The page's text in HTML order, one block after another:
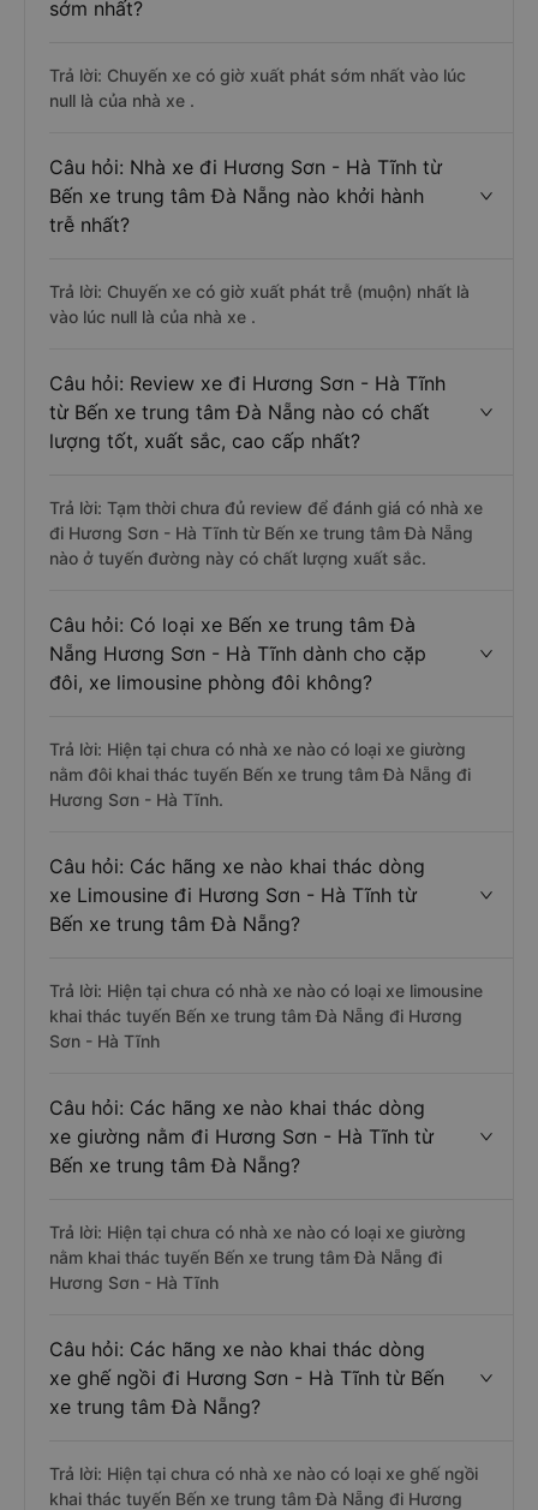
sớm nhất?
Trả lời: Chuyến xe có giờ xuất phát sớm nhất vào lúc
null là của nhà xe .
Câu hỏi: Nhà xe đi Hương Sơn - Hà Tĩnh từ
Bến xe trung tâm Đà Nẵng nào khởi hành
trễ nhất?
Trả lời: Chuyến xe có giờ xuất phát trễ (muộn) nhất là
vào lúc null là của nhà xe .
Câu hỏi: Review xe đi Hương Sơn - Hà Tĩnh
từ Bến xe trung tâm Đà Nẵng nào có chất
lượng tốt, xuất sắc, cao cấp nhất?
Trả lời: Tạm thời chưa đủ review để đánh giá có nhà xe
đi Hương Sơn - Hà Tĩnh từ Bến xe trung tâm Đà Nẵng
nào ở tuyến đường này có chất lượng xuất sắc.
Câu hỏi: Có loại xe Bến xe trung tâm Đà
Nẵng Hương Sơn - Hà Tĩnh dành cho cặp
đôi, xe limousine phòng đôi không?
Trả lời: Hiện tại chưa có nhà xe nào có loại xe giường
nằm đôi khai thác tuyến Bến xe trung tâm Đà Nẵng đi
Hương Sơn - Hà Tĩnh.
Câu hỏi: Các hãng xe nào khai thác dòng
xe Limousine đi Hương Sơn - Hà Tĩnh từ
Bến xe trung tâm Đà Nẵng?
Trả lời: Hiện tại chưa có nhà xe nào có loại xe limousine
khai thác tuyến Bến xe trung tâm Đà Nẵng đi Hương
Sơn - Hà Tĩnh
Câu hỏi: Các hãng xe nào khai thác dòng
xe giường nằm đi Hương Sơn - Hà Tĩnh từ
Bến xe trung tâm Đà Nẵng?
Trả lời: Hiện tại chưa có nhà xe nào có loại xe giường
nằm khai thác tuyến Bến xe trung tâm Đà Nẵng đi
Hương Sơn - Hà Tĩnh
Câu hỏi: Các hãng xe nào khai thác dòng
xe ghế ngồi đi Hương Sơn - Hà Tĩnh từ Bến
xe trung tâm Đà Nẵng?
Trả lời: Hiện tại chưa có nhà xe nào có loại xe ghế ngồi
khai thác tuyến Bến xe trung tâm Đà Nẵng đi Hương